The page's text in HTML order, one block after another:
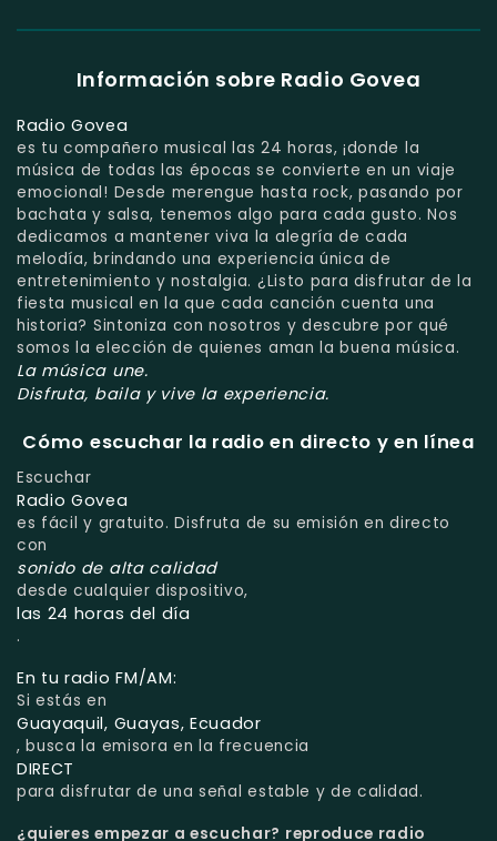
Información sobre Radio Govea
Radio Govea
es tu compañero musical las 24 horas, ¡donde la
música de todas las épocas se convierte en un viaje
emocional! Desde merengue hasta rock, pasando por
bachata y salsa, tenemos algo para cada gusto. Nos
dedicamos a mantener viva la alegría de cada
melodía, brindando una experiencia única de
entretenimiento y nostalgia. ¿Listo para disfrutar de la
fiesta musical en la que cada canción cuenta una
historia? Sintoniza con nosotros y descubre por qué
somos la elección de quienes aman la buena música.
La música une.
Disfruta, baila y vive la experiencia.
Cómo escuchar la radio en directo y en línea
Escuchar
Radio Govea
es fácil y gratuito. Disfruta de su emisión en directo
con
sonido de alta calidad
desde cualquier dispositivo,
las 24 horas del día
.
En tu radio FM/AM:
Si estás en
Guayaquil, Guayas, Ecuador
, busca la emisora en la frecuencia
DIRECT
para disfrutar de una señal estable y de calidad.
¿quieres empezar a escuchar? reproduce radio